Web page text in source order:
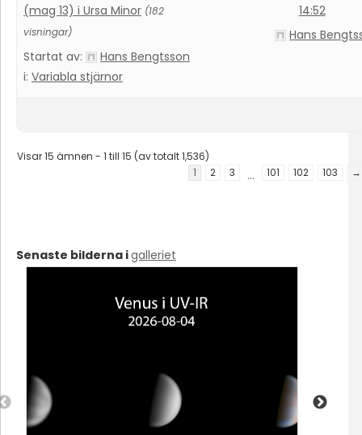
(mag 13) i Ursa Minor (182
visningar)
Startat av:
Hans Bengtsson
i: Variabla stjärnor
14:52
Hans
Visar 15 ämnen - 1 till 15 (av totalt 1,536)
1
2 3 … 101 102 103 →
Senaste bilderna igalleriet